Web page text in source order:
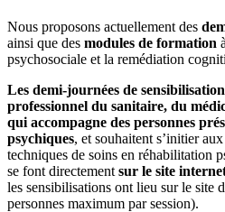
Nous proposons actuellement des
ainsi que des modules de formation
psychosociale et la remédiation
Les demi-journées de
professionnel du sanitaire, du
qui accompagne des personnes
psychiques, et souhaitent s’initier
techniques de soins en réhabilitation
se font directement sur le site
les sensibilisations ont lieu sur le site
personnes maximum par session).